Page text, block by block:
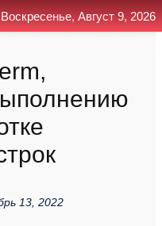
13, 2022
Август 9, 2026